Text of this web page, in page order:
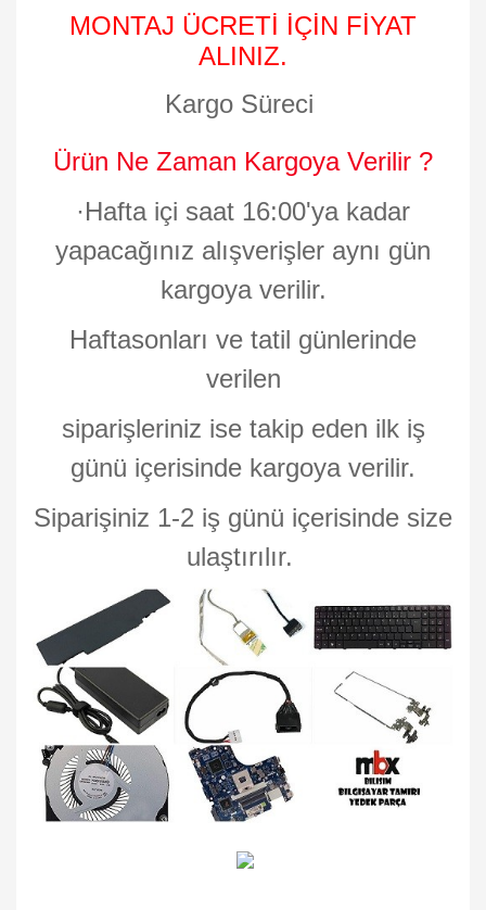
MONTAJ ÜCRETİ İÇİN FİYAT
ALINIZ.
Kargo Süreci
Ürün Ne Zaman Kargoya Verilir ?
·Hafta içi saat 16:00'ya kadar
yapacağınız alışverişler aynı gün
kargoya verilir.
Haftasonları ve tatil günlerinde
verilen
siparişleriniz ise takip eden ilk iş
günü içerisinde kargoya verilir.
Siparişiniz 1-2 iş günü içerisinde size
ulaştırılır.